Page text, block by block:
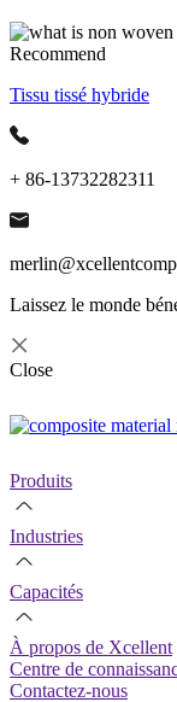
Recommend
Tissu tissé hybride
+ 86-13732282311
Laissez le monde
Close
Produits
Industries
Capacités
À propos de Xcellent
Centre de
Contactez-nous